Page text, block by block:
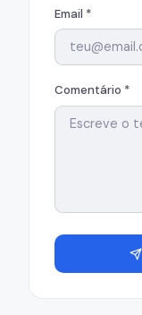
Email *
Comentário *